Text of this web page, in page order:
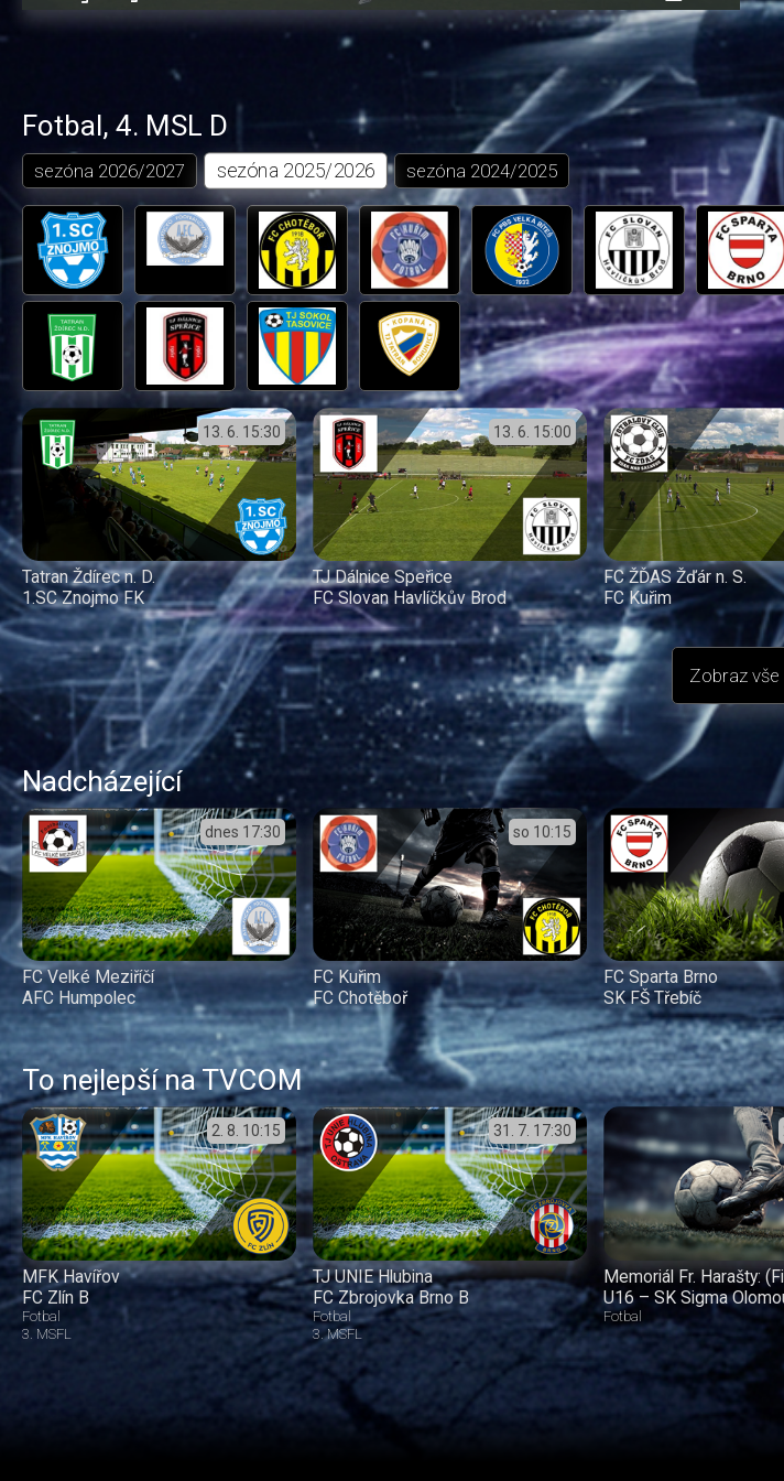
přehráváníin-
Picture
obrazovka
Fotbal, 4. MSL D
sezóna 2026/2027 sezóna 2025/2026 sezóna 2024/2025
13. 6. 15:30
Tatran Ždírec n. D.
1.SC Znojmo FK
13. 6. 15:00
TJ Dálnice Speřice
FC Slovan Havlíčkův Brod
FC ŽĎAS Žďár n. S.
FC Kuřim
Zobraz vše
Nadcházející
dnes 17:30
FC Velké Meziříčí
AFC Humpolec
so 10:15
FC Kuřim
FC Chotěboř
FC Sparta Brno
SK FŠ Třebíč
To nejlepší na TVCOM
2. 8. 10:15
MFK Havířov
FC Zlín B
Fotbal
3. MSFL
31. 7. 17:30
TJ UNIE Hlubina
FC Zbrojovka Brno B
Fotbal
3. MSFL
Memoriál Fr. Harašty:
U16 – SK Sigma
Fotbal